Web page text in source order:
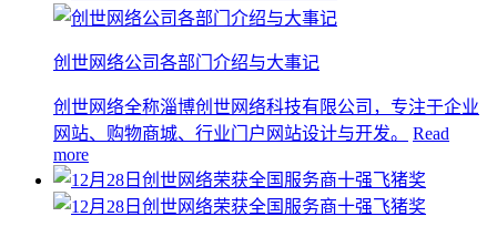
创世网络公司各部门介绍与大事记
创世网络全称淄博创世网络科技有限公司，专注于企业
网站、购物商城、行业门户网站设计与开发。
Read
more